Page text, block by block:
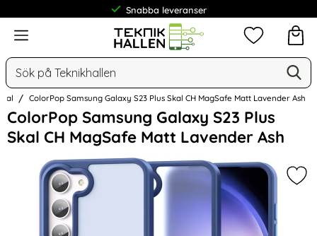
Snabba leveranser
Frakt från 19 kr
Meny
Sök
Mina
ColorPop Samsung Galaxy S23 Plus Skal CH MagSafe Matt Lavender Ash
ColorPop Samsung Galaxy S23 Plus
Skal CH MagSafe Matt Lavender Ash
Hoppa
över
Bilder